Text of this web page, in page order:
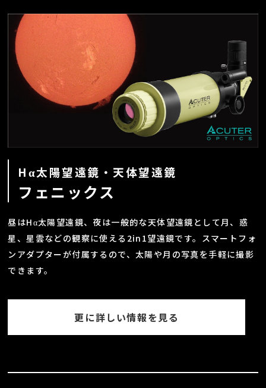
Hα太陽望遠鏡・天体望遠鏡
フェニックス
昼はHα太陽望遠鏡、夜は一般的な天体望遠鏡として月、惑
星、星雲などの観察に使える2in1望遠鏡です。スマートフォ
ンアダプターが付属するので、太陽や月の写真を手軽に撮影
できます。
更に詳しい情報を見る